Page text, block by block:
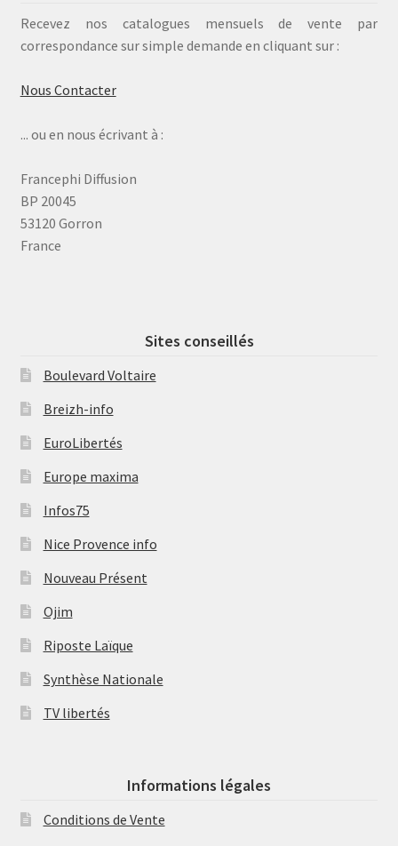
Recevez nos catalogues mensuels de vente par
correspondance sur simple demande en cliquant sur :
Nous Contacter
... ou en nous écrivant à :
Francephi Diffusion
BP 20045
53120 Gorron
France
Sites conseillés
Boulevard Voltaire
Breizh-info
EuroLibertés
Europe maxima
Infos75
Nice Provence info
Nouveau Présent
Ojim
Riposte Laïque
Synthèse Nationale
TV libertés
Informations légales
Conditions de Vente